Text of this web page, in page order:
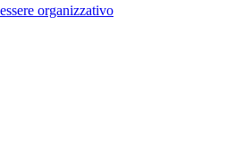
organizzativo